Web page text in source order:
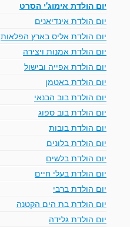
יום הולדת אימוג'י הסרט
יום הולדת אינדיאנים
יום הולדת אליס בארץ הפלאות
יום הולדת אמנות ויצירה
יום הולדת אפייה ובישול
יום הולדת באטמן
יום הולדת בוב הבנאי
יום הולדת בוב ספוג
יום הולדת בובות
יום הולדת בלונים
יום הולדת בלשים
יום הולדת בעלי חיים
יום הולדת ברבי
יום הולדת בת הים הקטנה
יום הולדת גלידה